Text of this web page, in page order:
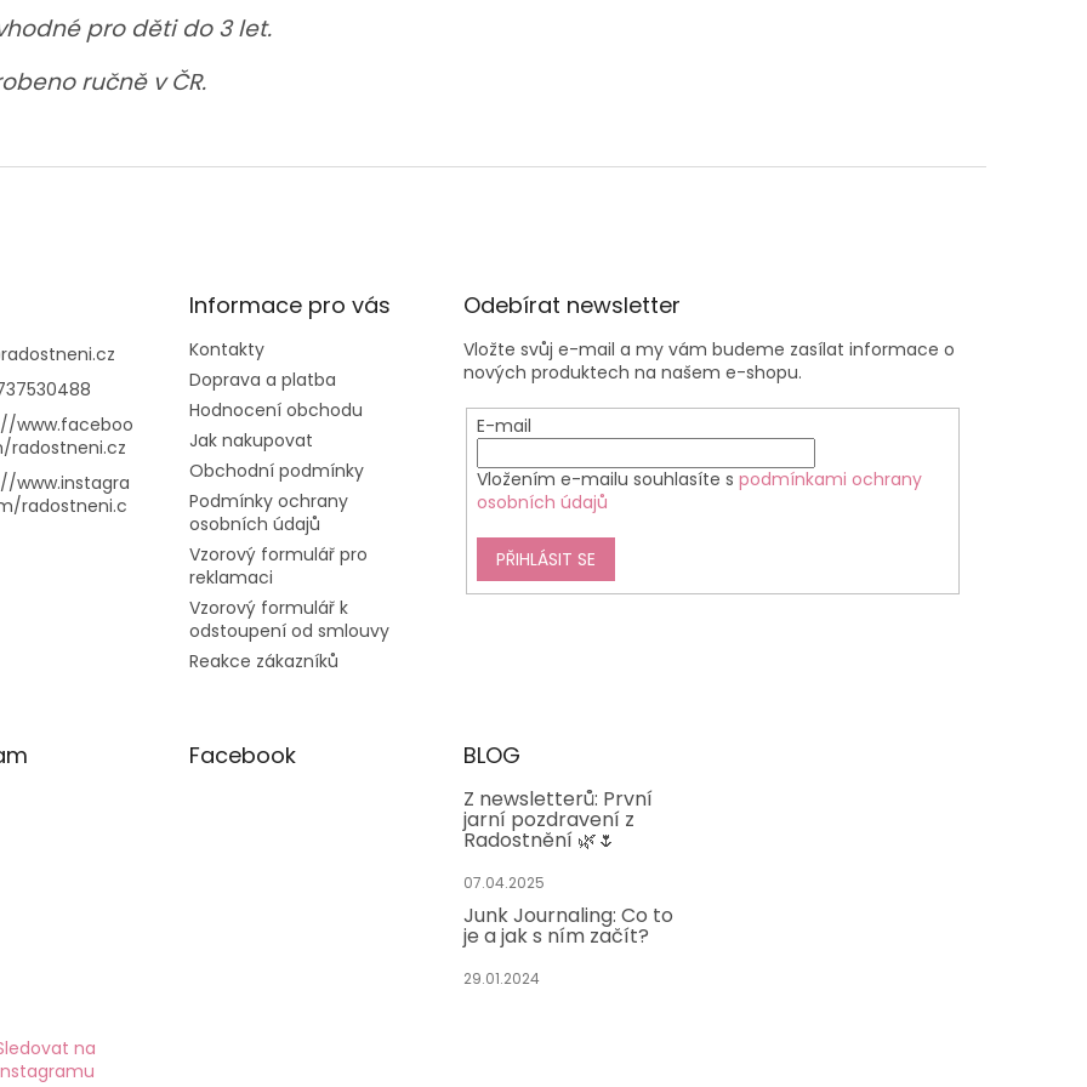
pro děti do 3 let.
ručně v ČR.
radostneni.cz
www.faceboo
radostneni.cz
www.instagra
radostneni.c
Informace pro vás
Kontakty
Doprava a platba
Hodnocení obchodu
Jak nakupovat
Obchodní podmínky
Podmínky ochrany
osobních údajů
Vzorový formulář pro
reklamaci
Vzorový formulář k
odstoupení od smlouvy
Reakce zákazníků
Odebírat newsletter
Vložte svůj e-mail a my vám budeme zasílat informace o
nových produktech na našem e-shopu.
E-mail
Vložením e-mailu souhlasíte spodmínkami ochrany
osobních údajů
PŘIHLÁSIT SE
na
Facebook BLOG
Z newsletterů: První
jarní pozdravení z
Radostnění 🌿🌷
07.04.2025
Junk Journaling: Co to
je a jak s ním začít?
29.01.2024